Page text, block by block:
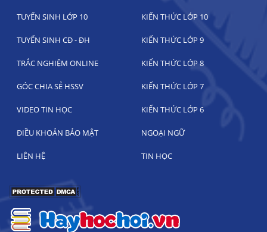
TUYỂN SINH LỚP 10 KIẾN THỨC LỚP 10
TUYỂN SINH CĐ - ĐH KIẾN THỨC LỚP 9
TRẮC NGHIỆM ONLINE KIẾN THỨC LỚP 8
GÓC CHIA SẺ HSSV KIẾN THỨC LỚP 7
VIDEO TIN HỌC KIẾN THỨC LỚP 6
ĐIỀU KHOẢN BẢO MẬT NGOẠI NGỮ
LIÊN HỆ TIN HỌC